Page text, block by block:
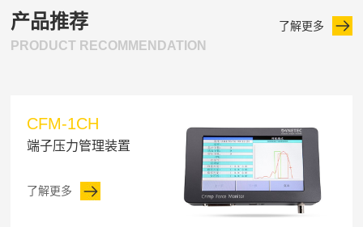
产品推荐
PRODUCT RECOMMENDATION
了解更多
CFM-1CH
端子压力管理装置
了解更多